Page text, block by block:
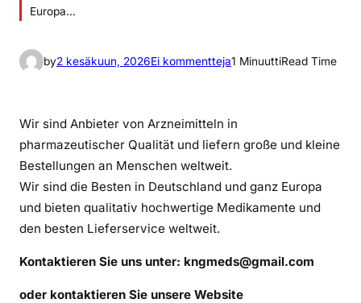
Europa…
by2 kesäkuun, 2026Ei kommenttejaa
i
i
o
1 MinuuttiRead Time
Wir sind Anbieter von Arzneimitteln in
pharmazeutischer Qualität und liefern große und kleine
Bestellungen an Menschen weltweit.
Wir sind die Besten in Deutschland und ganz Europa
und bieten qualitativ hochwertige Medikamente und
den besten Lieferservice weltweit.
Kontaktieren Sie uns unter: kngmeds@gmail.com
oder kontaktieren Sie unsere Website